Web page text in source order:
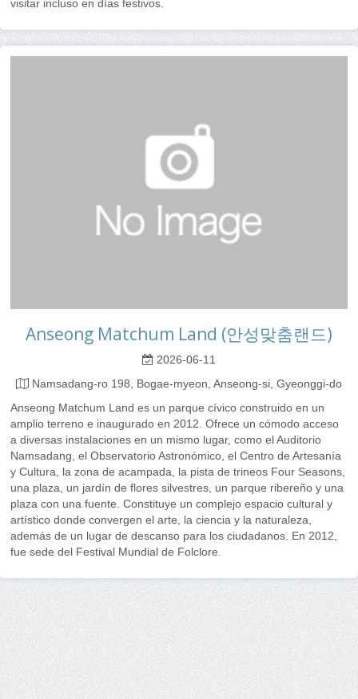
visitar incluso en días festivos.
Anseong Matchum Land (안성맞춤랜드)
2026-06-11
Namsadang-ro 198, Bogae-myeon, Anseong-si, Gyeonggi-do
Anseong Matchum Land es un parque cívico construido en un
amplio terreno e inaugurado en 2012. Ofrece un cómodo acceso
a diversas instalaciones en un mismo lugar, como el Auditorio
Namsadang, el Observatorio Astronómico, el Centro de Artesanía
y Cultura, la zona de acampada, la pista de trineos Four Seasons,
una plaza, un jardín de flores silvestres, un parque ribereño y una
plaza con una fuente. Constituye un complejo espacio cultural y
artístico donde convergen el arte, la ciencia y la naturaleza,
además de un lugar de descanso para los ciudadanos. En 2012,
fue sede del Festival Mundial de Folclore.